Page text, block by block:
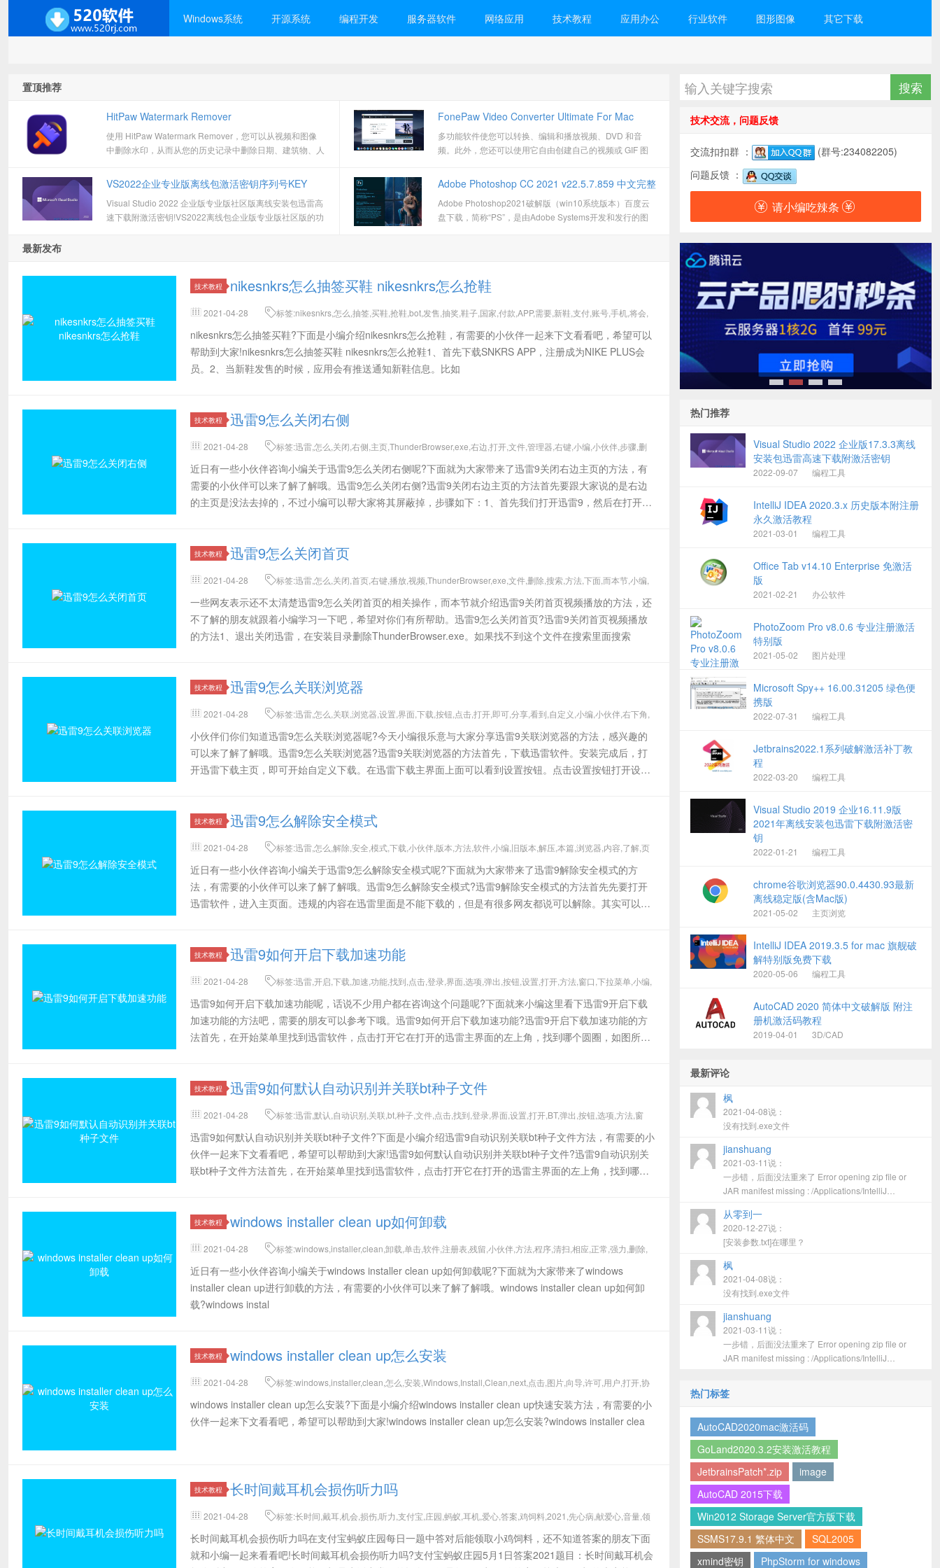
Windows系统 开源系统 编程开发 服务器软件 网络应用 技术教程 应用办公 行业软件 图形图像 其它下载
置顶推荐
HitPaw Watermark Remover
使用 HitPaw Watermark Remover，您可以从视频和图像
中删除水印，从而从您的历史记录中删除日期、建筑物、人
它可以轻松上传原始图像。您不仅可以将其拖动到主窗口，
还可以根据您喜欢的方法导航到其位置。支持的源格式为
JPEG、JP
FonePaw Video Converter Ultimate For Mac
v9.7.0.16041 全能视频转换播放器
多功能软件使您可以转换、编辑和播放视频、DVD 和音
频。此外，您还可以使用它自由创建自己的视频或 GIF 图
频以任何流行格式传输到任何平台或设备，如 MKV、AVI、
WMV、MP4、FLV 和 MP3、WAV、M4A、WMA 等甚至
4K视频。它还
VS2022企业专业版离线包激活密钥序列号KEY
Visual Studio 2022 企业版专业版社区版离线安装包迅雷高
速下载附激活密钥!VS2022离线包企业版专业版社区版的功
Adobe Photoshop CC 2021 v22.5.7.859 中文完整
直装版
Adobe Photoshop2021破解版（win10系统版本）百度云
盘下载，简称“PS”，是由Adobe Systems开发和发行的图
最新发布
技术教程 nikesnkrs怎么抽签买鞋 nikesnkrs怎么抢鞋
2021-04-28
标签:nikesnkrs,怎么,抽签,买鞋,抢鞋,bot,发售,抽奖,鞋子,国家,付款,APP,需要,新鞋,支付,账号,手机,将会,
nikesnkrs怎么抽签买鞋?下面是小编介绍nikesnkrs怎么抢鞋，有需要的小伙伴一起来下文看看吧，希望可以
帮助到大家!nikesnkrs怎么抽签买鞋 nikesnkrs怎么抢鞋1、首先下载SNKRS APP，注册成为NIKE PLUS会
员。2、当新鞋发售的时候，应用会有推送通知新鞋信息。比如
技术教程 迅雷9怎么关闭右侧
2021-04-28
标签:迅雷,怎么,关闭,右侧,主页,ThunderBrowser,exe,右边,打开,文件,管理器,右键,小编,小伙伴,步骤,删
近日有一些小伙伴咨询小编关于迅雷9怎么关闭右侧呢?下面就为大家带来了迅雷9关闭右边主页的方法，有
需要的小伙伴可以来了解了解哦。迅雷9怎么关闭右侧?迅雷9关闭右边主页的方法首先要跟大家说的是右边
的主页是没法去掉的，不过小编可以帮大家将其屏蔽掉，步骤如下：1、首先我们打开迅雷9，然后在打开任
技术教程 迅雷9怎么关闭首页
2021-04-28
标签:迅雷,怎么,关闭,首页,右键,播放,视频,ThunderBrowser,exe,文件,删除,搜索,方法,下面,而本节,小编,
一些网友表示还不太清楚迅雷9怎么关闭首页的相关操作，而本节就介绍迅雷9关闭首页视频播放的方法，还
不了解的朋友就跟着小编学习一下吧，希望对你们有所帮助。迅雷9怎么关闭首页?迅雷9关闭首页视频播放
的方法1、退出关闭迅雷，在安装目录删除ThunderBrowser.exe。如果找不到这个文件在搜索里面搜索
技术教程 迅雷9怎么关联浏览器
2021-04-28
标签:迅雷,怎么,关联,浏览器,设置,界面,下载,按钮,点击,打开,即可,分享,看到,自定义,小编,小伙伴,右下角,
小伙伴们你们知道迅雷9怎么关联浏览器呢?今天小编很乐意与大家分享迅雷9关联浏览器的方法，感兴趣的
可以来了解了解哦。迅雷9怎么关联浏览器?迅雷9关联浏览器的方法首先，下载迅雷软件。安装完成后，打
开迅雷下载主页，即可开始自定义下载。在迅雷下载主界面上面可以看到设置按钮。点击设置按钮打开设置
技术教程 迅雷9怎么解除安全模式
2021-04-28
标签:迅雷,怎么,解除,安全,模式,下载,小伙伴,版本,方法,软件,小编,旧版本,解压,本篇,浏览器,内容,了解,页
近日有一些小伙伴咨询小编关于迅雷9怎么解除安全模式呢?下面就为大家带来了迅雷9解除安全模式的方
法，有需要的小伙伴可以来了解了解哦。迅雷9怎么解除安全模式?迅雷9解除安全模式的方法首先先要打开
迅雷软件，进入主页面。违规的内容在迅雷里面是不能下载的，但是有很多网友都说可以解除。其实可以通
技术教程 迅雷9如何开启下载加速功能
2021-04-28
标签:迅雷,开启,下载,加速,功能,找到,点击,登录,界面,选项,弹出,按钮,设置,打开,方法,窗口,下拉菜单,小编,
迅雷9如何开启下载加速功能呢，话说不少用户都在咨询这个问题呢?下面就来小编这里看下迅雷9开启下载
加速功能的方法吧，需要的朋友可以参考下哦。迅雷9如何开启下载加速功能?迅雷9开启下载加速功能的方
法首先，在开始菜单里找到迅雷软件，点击打开它在打开的迅雷主界面的左上角，找到哪个圆圈，如图所
技术教程 迅雷9如何默认自动识别并关联bt种子文件
2021-04-28
标签:迅雷,默认,自动识别,关联,bt,种子,文件,点击,找到,登录,界面,设置,打开,BT,弹出,按钮,选项,方法,窗
迅雷9如何默认自动识别并关联bt种子文件?下面是小编介绍迅雷9自动识别关联bt种子文件方法，有需要的小
伙伴一起来下文看看吧，希望可以帮助到大家!迅雷9如何默认自动识别并关联bt种子文件?迅雷9自动识别关
联bt种子文件方法首先，在开始菜单里找到迅雷软件，点击打开它在打开的迅雷主界面的左上角，找到哪个
技术教程 windows installer clean up如何卸载
2021-04-28
标签:windows,installer,clean,卸载,单击,软件,注册表,残留,小伙伴,方法,程序,清扫,相应,正常,强力,删除,
近日有一些小伙伴咨询小编关于windows installer clean up如何卸载呢?下面就为大家带来了windows
installer clean up进行卸载的方法，有需要的小伙伴可以来了解了解哦。windows installer clean up如何卸
载?windows instal
技术教程 windows installer clean up怎么安装
2021-04-28
标签:windows,installer,clean,怎么,安装,Windows,Install,Clean,next,点击,图片,向导,许可,用户,打开,协
windows installer clean up怎么安装?下面是小编介绍windows installer clean up快速安装方法，有需要的小
伙伴一起来下文看看吧，希望可以帮助到大家!windows installer clean up怎么安装?windows installer clea
技术教程 长时间戴耳机会损伤听力吗
2021-04-28
标签:长时间,戴耳,机会,损伤,听力,支付宝,庄园,蚂蚁,耳机,爱心,答案,鸡饲料,2021,先心病,献爱心,音量,领
长时间戴耳机会损伤听力吗在支付宝蚂蚁庄园每日一题中答对后能领取小鸡饲料，还不知道答案的朋友下面
就和小编一起来看看吧!长时间戴耳机会损伤听力吗?支付宝蚂蚁庄园5月1日答案2021题目：长时间戴耳机会
技术交流，问题反馈
交流扣扣群 ：
(群号:234082205)
问题反馈 ：
请小编吃辣条
热门推荐
Visual Studio 2022 企业版17.3.3离线
安装包迅雷高速下载附激活密钥
2022-09-07 编程工具
IntelliJ IDEA 2020.3.x 历史版本附注册
永久激活教程
2021-03-01 编程工具
Office Tab v14.10 Enterprise 免激活
版
2021-02-21 办公软件
PhotoZoom Pro v8.0.6 专业注册激活
特别版
2021-05-02 图片处理
Microsoft Spy++ 16.00.31205 绿色便
携版
2022-07-31 编程工具
Jetbrains2022.1系列破解激活补丁教
程
2022-03-20 编程工具
Visual Studio 2019 企业16.11.9版
2021年离线安装包迅雷下载附激活密
钥
2022-01-21 编程工具
chrome谷歌浏览器90.0.4430.93最新
离线稳定版(含Mac版)
2021-05-02 主页浏览
IntelliJ IDEA 2019.3.5 for mac 旗舰破
解特别版免费下载
2020-05-06 编程工具
AutoCAD 2020 简体中文破解版 附注
册机激活码教程
2019-04-01 3D/CAD
最新评论
枫
2021-04-08说：
没有找到.exe文件
jianshuang
2021-03-11说：
一步错，后面没法重来了 Error opening zip file or
JAR manifest missing : /Applications/IntelliJ
从零到一
2020-12-27说：
[安装参数.txt]在哪里？
枫
2021-04-08说：
没有找到.exe文件
jianshuang
2021-03-11说：
一步错，后面没法重来了 Error opening zip file or
JAR manifest missing : /Applications/IntelliJ
热门标签
AutoCAD2020mac激活码
GoLand2020.3.2安装激活教程
JetbrainsPatch*.zip
image
AutoCAD 2015下载
Win2012 Storage Server官方版下载
SSMS17.9.1 繁体中文
SQL2005
xmind密钥
PhpStorm for windows